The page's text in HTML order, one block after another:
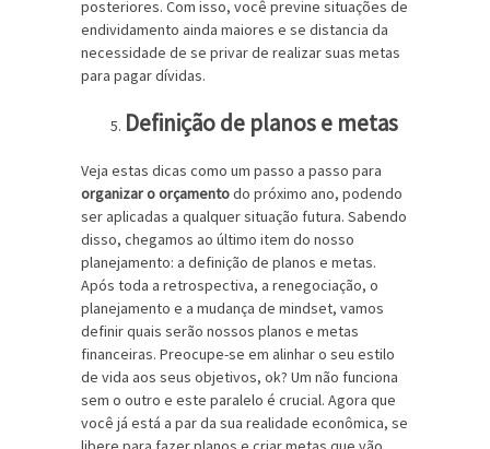
posteriores. Com isso, você previne situações de
endividamento ainda maiores e se distancia da
necessidade de se privar de realizar suas metas
para pagar dívidas.
Definição de planos e metas
Veja estas dicas como um passo a passo para
organizar o orçamentodo próximo ano, podendo
ser aplicadas a qualquer situação futura. Sabendo
disso, chegamos ao último item do nosso
planejamento: a definição de planos e metas.
Após toda a retrospectiva, a renegociação, o
planejamento e a mudança de mindset, vamos
definir quais serão nossos planos e metas
financeiras. Preocupe-se em alinhar o seu estilo
de vida aos seus objetivos, ok? Um não funciona
sem o outro e este paralelo é crucial. Agora que
você já está a par da sua realidade econômica, se